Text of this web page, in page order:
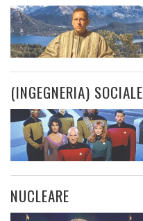
(INGEGNERIA) SOCIALE
NUCLEARE